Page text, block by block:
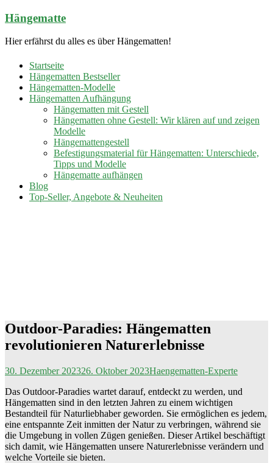
Zum
springen
Hängematte
Hier erfährst du alles es über Hängematten!
Startseite
Hängematten Bestseller
Hängematten-Modelle
Hängematten Aufhängung
Hängematten mit Gestell
Hängematten ohne Gestell: Wir klären auf und zeigen
Modelle
Hängemattengestell
Befestigungsmaterial für Hängematten: Unterschiede,
Tipps und Modelle
Hängematte aufhängen
Blog
Top-Seller, Angebote & Neuheiten
Outdoor-Paradies: Hängematten
revolutionieren Naturerlebnisse
30. Dezember 202326. Oktober 2023Haengematten-Experte
Das Outdoor-Paradies wartet darauf, entdeckt zu werden, und
Hängematten sind in den letzten Jahren zu einem wichtigen
Bestandteil für Naturliebhaber geworden. Sie ermöglichen es jedem,
eine entspannte Zeit inmitten der Natur zu verbringen, während sie
die Umgebung in vollen Zügen genießen. Dieser Artikel beschäftigt
sich damit, wie Hängematten unsere Naturerlebnisse verändern und
welche Vorteile sie bieten.